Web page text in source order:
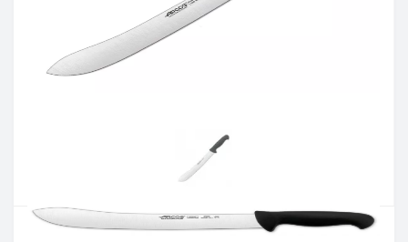
Артикул:292825